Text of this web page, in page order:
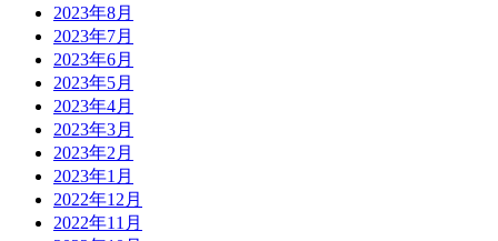
2023年8月
2023年7月
2023年6月
2023年5月
2023年4月
2023年3月
2023年2月
2023年1月
2022年12月
2022年11月